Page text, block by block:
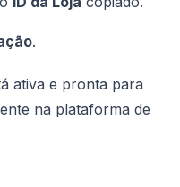
.
ativa e pronta para
na plataforma de